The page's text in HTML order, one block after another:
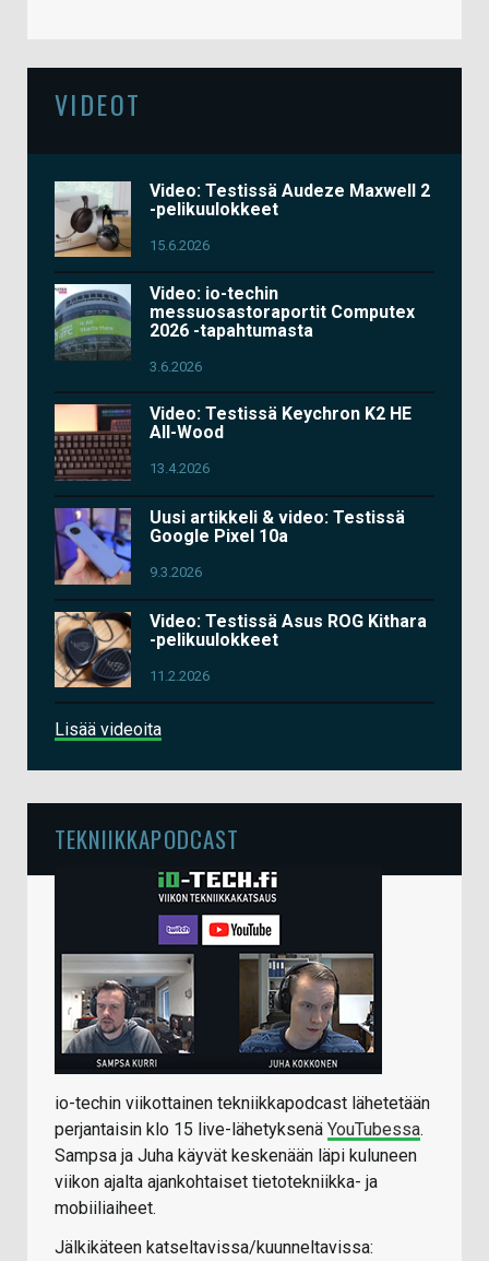
VIDEOT
Video: Testissä Audeze Maxwell 2
-pelikuulokkeet
15.6.2026
Video: io-techin
messuosastoraportit Computex
2026 -tapahtumasta
3.6.2026
Video: Testissä Keychron K2 HE
All-Wood
13.4.2026
Uusi artikkeli & video: Testissä
Google Pixel 10a
9.3.2026
Video: Testissä Asus ROG Kithara
-pelikuulokkeet
11.2.2026
Lisää videoita
TEKNIIKKAPODCAST
io-techin viikottainen tekniikkapodcast lähetetään
perjantaisin klo 15 live-lähetyksenä YouTubessa.
Sampsa ja Juha käyvät keskenään läpi kuluneen
viikon ajalta ajankohtaiset tietotekniikka- ja
mobiiliaiheet.
Jälkikäteen katseltavissa/kuunneltavissa: